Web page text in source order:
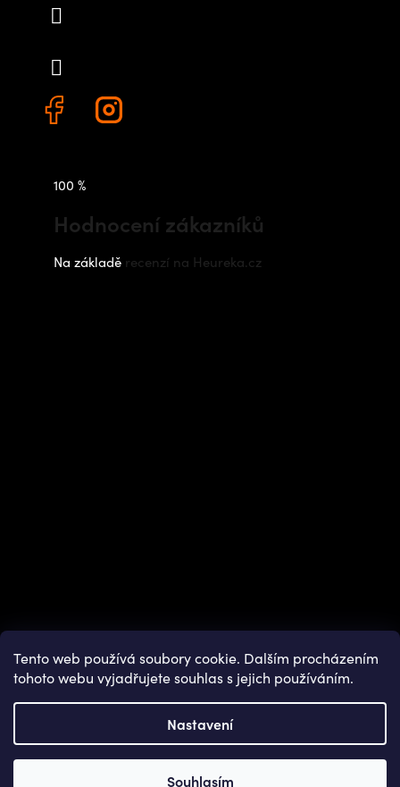
Tento web používá soubory cookie. Dalším procházením
tohoto webu vyjadřujete souhlas s jejich používáním.
Nastavení
Souhlasím
100 %
Hodnocení zákazníků
Na základě recenzí na Heureka.cz
Copyright 2026OUTDOOR SHOPS. Všechna práva vyhrazena.